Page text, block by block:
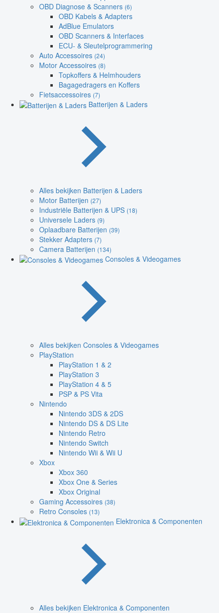
OBD Diagnose & Scanners (6)
OBD Kabels & Adapters
AdBlue Emulators
OBD Scanners & Interfaces
ECU- & Sleutelprogrammering
Auto Accessoires (24)
Motor Accessoires (8)
Topkoffers & Helmhouders
Bagagedragers en Koffers
Fietsaccessoires (7)
Batterijen & Laders
Alles bekijken Batterijen & Laders
Motor Batterijen (27)
Industriële Batterijen & UPS (18)
Universele Laders (9)
Oplaadbare Batterijen (39)
Stekker Adapters (7)
Camera Batterijen (134)
Consoles & Videogames
Alles bekijken Consoles & Videogames
PlayStation
PlayStation 1 & 2
PlayStation 3
PlayStation 4 & 5
PSP & PS Vita
Nintendo
Nintendo 3DS & 2DS
Nintendo DS & DS Lite
Nintendo Retro
Nintendo Switch
Nintendo Wii & Wii U
Xbox
Xbox 360
Xbox One & Series
Xbox Original
Gaming Accessoires (38)
Retro Consoles (13)
Elektronica & Componenten
Alles bekijken Elektronica & Componenten